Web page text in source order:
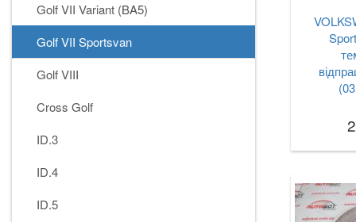
Golf VII Variant (BA5)
Golf VII Sportsvan
Golf VIII
Cross Golf
ID.3
ID.4
ID.5